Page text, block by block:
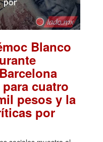
Blanco
cuatro
pesos y la
por